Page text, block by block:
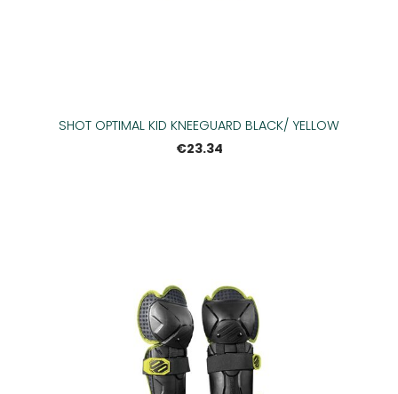
SHOT OPTIMAL KID KNEEGUARD BLACK/ YELLOW
€23.34